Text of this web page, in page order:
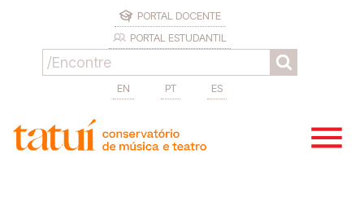
PORTAL DOCENTE
PORTAL ESTUDANTIL
EN PT ES